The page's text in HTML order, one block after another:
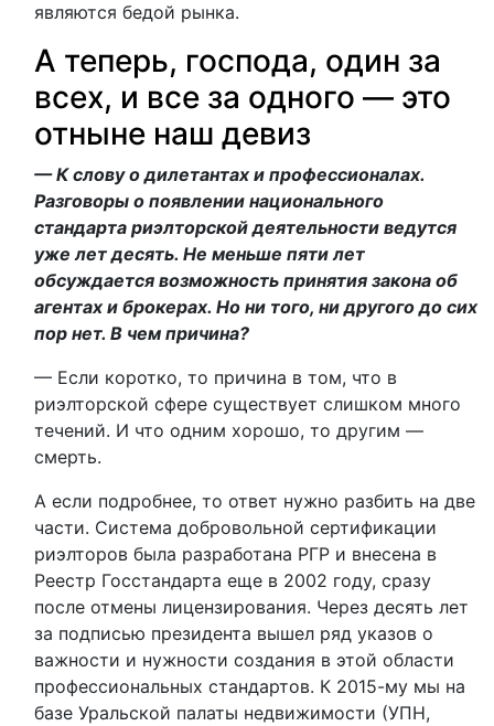
являются бедой рынка.
А теперь, господа, один за
всех, и все за одного — это
отныне наш девиз
— К слову о дилетантах и профессионалах.
Разговоры о появлении национального
стандарта риэлторской деятельности ведутся
уже лет десять. Не меньше пяти лет
обсуждается возможность принятия закона об
агентах и брокерах. Но ни того, ни другого до сих
пор нет. В чем причина?
— Если коротко, то причина в том, что в
риэлторской сфере существует слишком много
течений. И что одним хорошо, то другим —
смерть.
А если подробнее, то ответ нужно разбить на две
части. Система добровольной сертификации
риэлторов была разработана РГР и внесена в
Реестр Госстандарта еще в 2002 году, сразу
после отмены лицензирования. Через десять лет
за подписью президента вышел ряд указов о
важности и нужности создания в этой области
профессиональных стандартов. К 2015-му мы на
базе Уральской палаты недвижимости (УПН,